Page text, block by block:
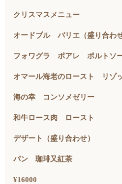
クリスマスメニュー
オードブル バリエ（盛り合わせ
フォワグラ ポアレ ポルトソ
オマール海老のロースト リゾ
海の幸 コンソメゼリー
和牛ロース肉 ロースト
デザート（盛り合わせ）
パン 珈琲又紅茶
¥16000